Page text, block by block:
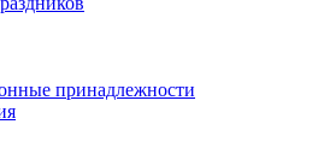
принадлежности